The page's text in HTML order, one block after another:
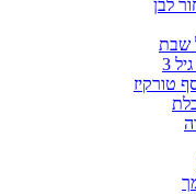
לבן
שבת
3
טורקיז